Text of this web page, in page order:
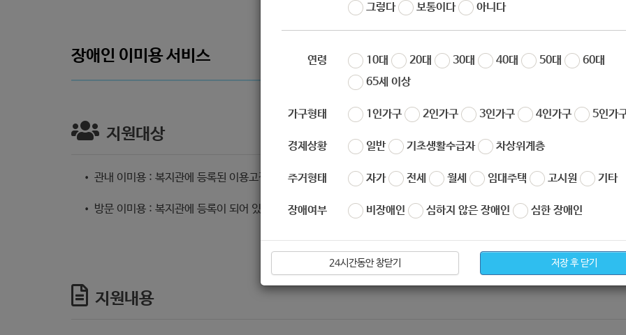
그렇다
보통이다 아니다
연령 10대 20대 30대 40대 50대
60대
65세 이상
가구형태 1인가구 2인가구 3인가구 4인가구 5인가
경제상황 일반 기초생활수급자 차상위계층
주거형태 자가 전세 월세 임대주택 고시원 기타
장애여부 비장애인 심하지 않은 장애인 심한 장애인
24시간동안 창닫기 저장 후 닫기
장애인 이미용 서비스
지원대상
• 관내 이미용 : 복지관에 등록된 이용고객
• 방문 이미용 : 복지관에 등록이 되어 있으며, 외부활동이 어려운 장애인
지원내용